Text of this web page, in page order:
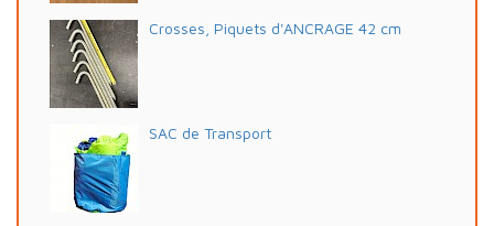
Crosses, Piquets d'ANCRAGE 42 cm
SAC de Transport